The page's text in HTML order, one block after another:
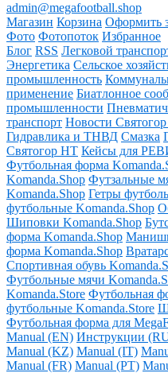
admin@megafootball.shop
Магазин Корзина Оформить
Фото Фотопоток Избранное
Блог RSS Легковой
Энергетика Сельское
промышленность
применение Биатлонное
промышленности
транспорт Новости
Гидравлика и ТНВД Смазка
Святогор НТ Кейсы для
Футбольная форма
Komanda.Shop Футзальные
Komanda.Shop Гетры
футбольные Komanda.Shop
Шиповки Komanda.Shop
форма Komanda.Shop
форма Komanda.Shop
Спортивная обувь
Футбольные мячи
Komanda.Store Футбольная
футбольные Komanda.Store
Футбольная форма для
Manual (EN) Инструкции
Manual (KZ) Manual (IT)
Manual (FR) Manual (PT)